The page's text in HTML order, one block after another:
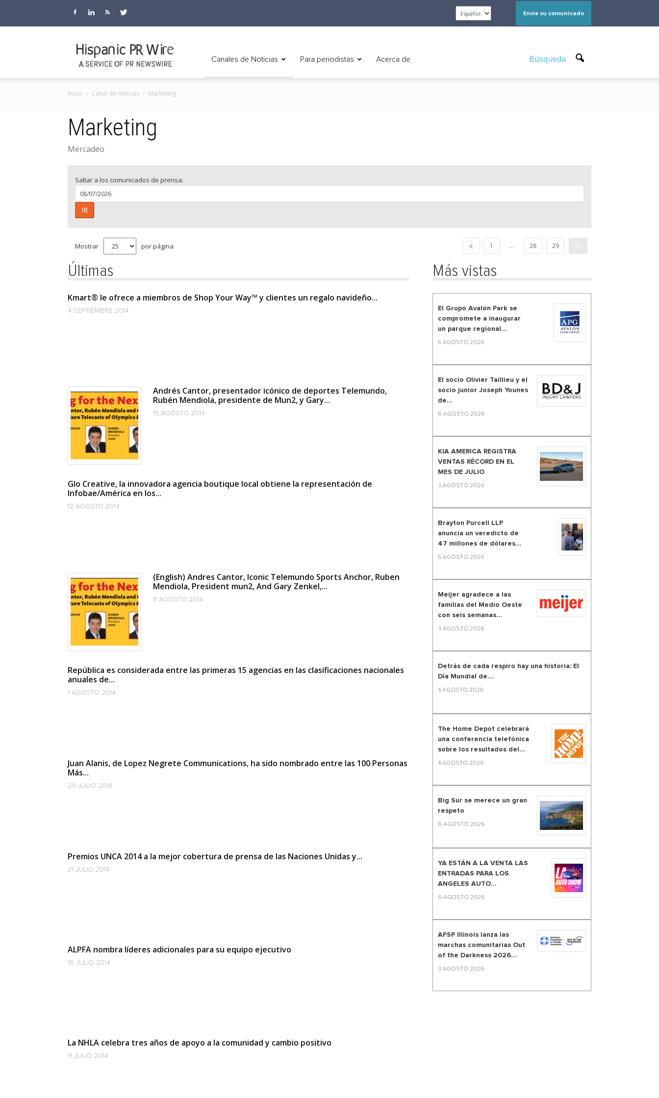
Envíe su comunicado
Canales de Noticias Para periodistas Acerca de Búsqueda
Inicio Canal de noticias Marketing
Marketing
Mercadeo
Saltar a los comunicados de prensa:
IR
Mostrar por página 1 ... 28 29
Últimas
Kmart® le ofrece a miembros de Shop Your Way™ y clientes un regalo navideño...
4 SEPTIEMBRE 2014
Andrés Cantor, presentador icónico de deportes Telemundo,
Rubén Mendiola, presidente de Mun2, y Gary...
15 AGOSTO 2014
Glo Creative, la innovadora agencia boutique local obtiene la representación de
Infobae/América en los...
12 AGOSTO 2014
(English) Andres Cantor, Iconic Telemundo Sports Anchor, Ruben
Mendiola, President mun2, And Gary Zenkel,...
11 AGOSTO 2014
República es considerada entre las primeras 15 agencias en las clasificaciones nacionales
anuales de...
1 AGOSTO 2014
Juan Alanis, de Lopez Negrete Communications, ha sido nombrado entre las 100 Personas
Más...
29 JULIO 2014
Premios UNCA 2014 a la mejor cobertura de prensa de las Naciones Unidas y...
21 JULIO 2014
ALPFA nombra líderes adicionales para su equipo ejecutivo
18 JULIO 2014
La NHLA celebra tres años de apoyo a la comunidad y cambio positivo
9 JULIO 2014
Más vistas
El Grupo Avalon Park se
compromete a inaugurar
un parque regional...
5 AGOSTO 2026
El socio Olivier Taillieu y el
socio junior Joseph Younes
de...
6 AGOSTO 2026
KIA AMERICA REGISTRA
VENTAS RÉCORD EN EL
MES DE JULIO
3 AGOSTO 2026
Brayton Purcell LLP
anuncia un veredicto de
47 millones de dólares...
5 AGOSTO 2026
Meijer agradece a las
familias del Medio Oeste
con seis semanas...
3 AGOSTO 2026
Detrás de cada respiro hay una historia: El
Día Mundial de...
4 AGOSTO 2026
The Home Depot celebrará
una conferencia telefónica
sobre los resultados del...
4 AGOSTO 2026
Big Sur se merece un gran
respeto
6 AGOSTO 2026
YA ESTÁN A LA VENTA LAS
ENTRADAS PARA LOS
ANGELES AUTO...
6 AGOSTO 2026
AFSP Illinois lanza las
marchas comunitarias Out
of the Darkness 2026...
3 AGOSTO 2026